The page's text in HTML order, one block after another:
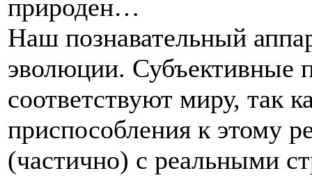
природен…
Наш познавательный
эволюции. Субъективные
соответствуют миру, так
приспособления к этому
(частично) с реальными